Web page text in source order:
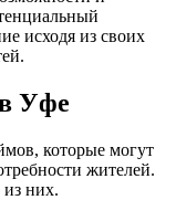
исходя из своих
Уфе
которые могут
жителей.
из них.